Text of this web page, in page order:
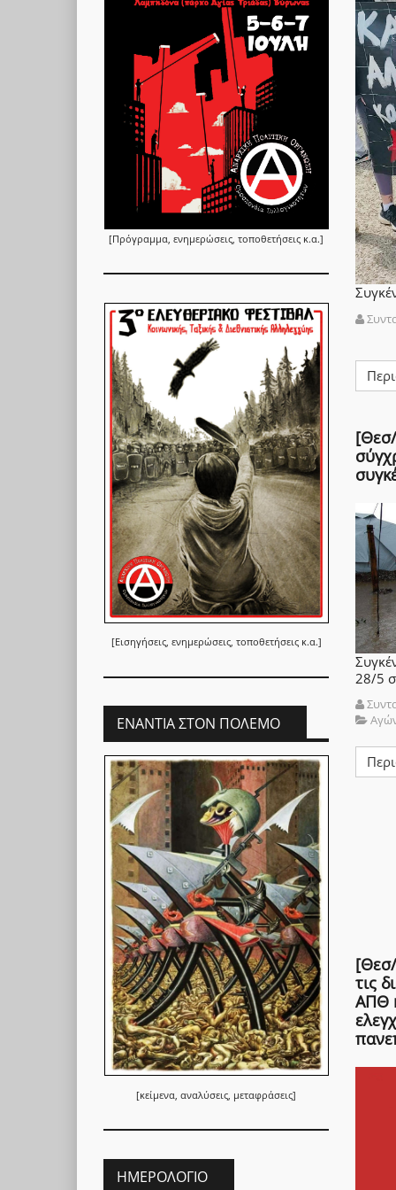
28/5
τις
ΑΠΘ
[Πρόγραμμα, ενημερώσεις, τοποθετήσεις κ.α.]
[Εισηγήσεις, ενημερώσεις, τοποθετήσεις κ.α.]
ΕΝΆΝΤΙΑ ΣΤΟΝ ΠΌΛΕΜΟ
[κείμενα, αναλύσεις, μεταφράσεις]
ΗΜΕΡΟΛΌΓΙΟ